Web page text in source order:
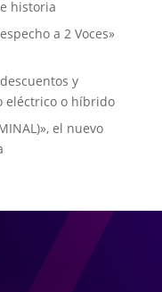
historia
a 2 Voces»
y
eléctrico o híbrido
el nuevo